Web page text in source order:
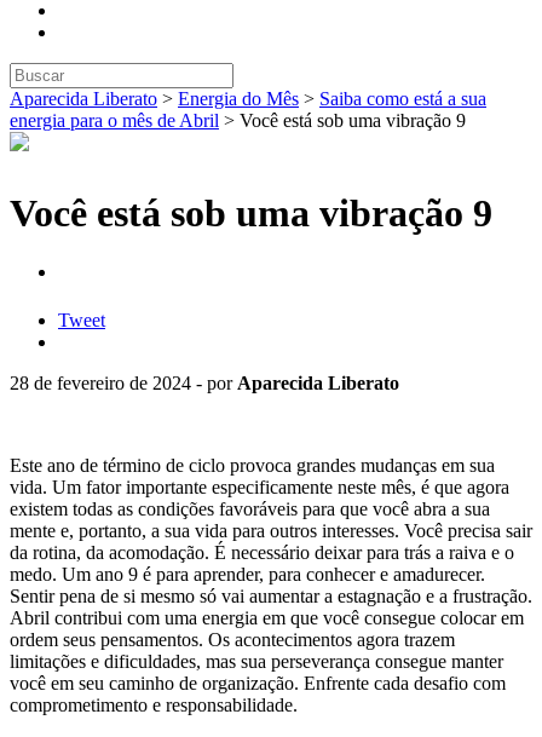
Aparecida Liberato > Energia do Mês > Saiba como está a sua
energia para o mês de Abril > Você está sob uma vibração 9
Você está sob uma vibração 9
Tweet
28 de fevereiro de 2024 - por Aparecida Liberato
Este ano de término de ciclo provoca grandes mudanças em sua
vida. Um fator importante especificamente neste mês, é que agora
existem todas as condições favoráveis para que você abra a sua
mente e, portanto, a sua vida para outros interesses. Você precisa sair
da rotina, da acomodação. É necessário deixar para trás a raiva e o
medo. Um ano 9 é para aprender, para conhecer e amadurecer.
Sentir pena de si mesmo só vai aumentar a estagnação e a frustração.
Abril contribui com uma energia em que você consegue colocar em
ordem seus pensamentos. Os acontecimentos agora trazem
limitações e dificuldades, mas sua perseverança consegue manter
você em seu caminho de organização. Enfrente cada desafio com
comprometimento e responsabilidade.